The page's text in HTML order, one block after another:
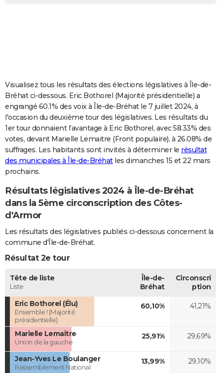
Carte de Noël
Carte Bonne année
Carte Saint-Valentin
Carte Pâques
Carte d'anniversaire
DICTIONNAIRE
Dictionnaire
Biographies
Citations
Expressions
Proverbes
PROGRAMME TV
COPAINS D'AVANT
S'inscrire
Se connecter
Lycées
Collèges
Primaires
Universités
Entreprises
Service militaire
Avis de recherche
AVIS DE DÉCÈS
FORUM
Bricolage
Lifestyle
Culture
Sport
Auto
Television
Voyage
Cinema
Visualisez tous les résultats des élections législatives à Île-de-
Bréhat ci-dessous. Eric Bothorel (Majorité présidentielle) a
engrangé 60.1% des voix à Île-de-Bréhat le 7 juillet 2024, à
l'occasion du deuxième tour des législatives. Les résultats du
1er tour donnaient l’avantage à Eric Bothorel, avec 58.33% des
votes, devant Marielle Lemaitre (Front populaire), à 26.08% de
suffrages. Les habitants sont invités à déterminer le résultat
des municipales à Île-de-Bréhatles dimanches 15 et 22 mars
prochains.
Résultats législatives 2024 à Île-de-Bréhat
dans la 5ème circonscription des Côtes-
d'Armor
Les résultats des législatives publiés ci-dessous concernent la
commune d'Île-de-Bréhat.
Résultat 2e tour
Tête de liste
Liste
Île-de-
Bréhat
Circonscri
ption
Eric Bothorel (Élu)
Ensemble ! (Majorité
présidentielle)
60,10% 41,21%
Marielle Lemaitre
Union de la gauche
25,91% 29,69%
Jean-Yves Le Boulanger
Rassemblement National
13,99% 29,10%